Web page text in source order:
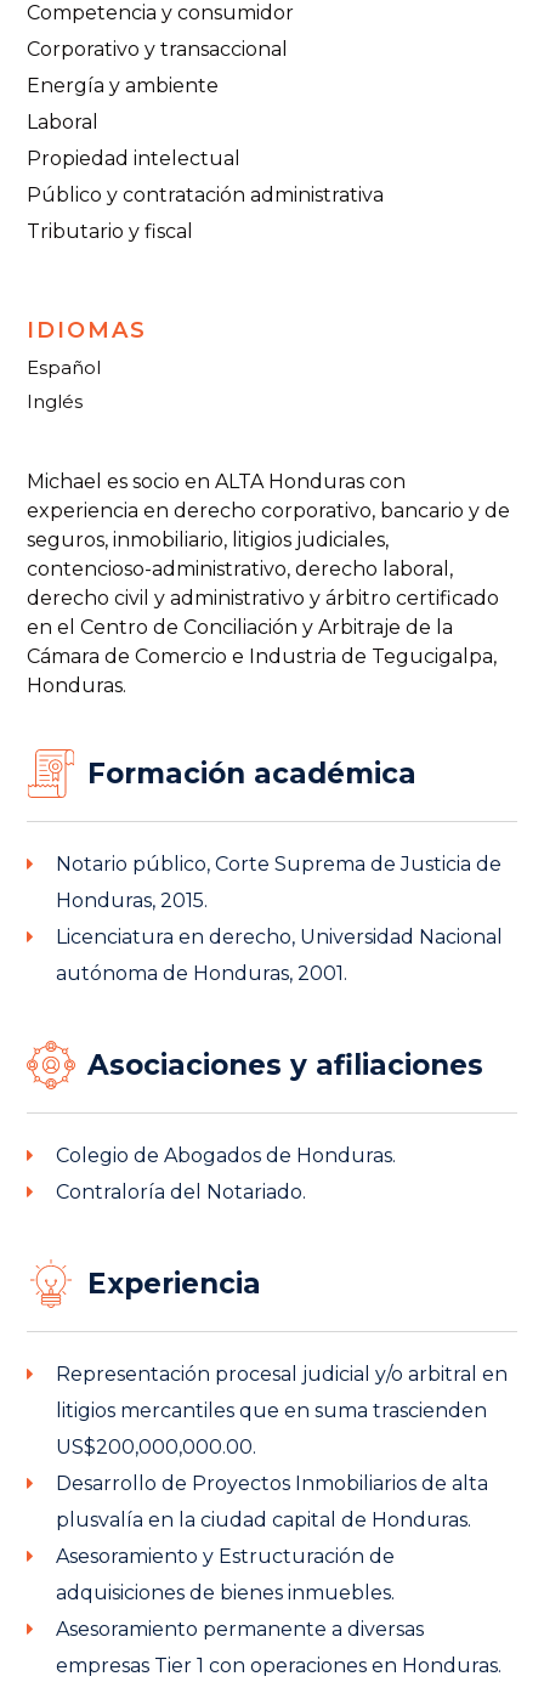
Competencia y consumidor
Corporativo y transaccional
Energía y ambiente
Laboral
Propiedad intelectual
Público y contratación administrativa
Tributario y fiscal
IDIOMAS
Español
Inglés
Michael es socio en ALTA Honduras con
experiencia en derecho corporativo, bancario y de
seguros, inmobiliario, litigios judiciales,
contencioso-administrativo, derecho laboral,
derecho civil y administrativo y árbitro certificado
en el Centro de Conciliación y Arbitraje de la
Cámara de Comercio e Industria de Tegucigalpa,
Honduras.
Formación académica
Notario público, Corte Suprema de Justicia de
Honduras, 2015.
Licenciatura en derecho, Universidad Nacional
autónoma de Honduras, 2001.
Asociaciones y afiliaciones
Colegio de Abogados de Honduras.
Contraloría del Notariado.
Experiencia
Representación procesal judicial y/o arbitral en
litigios mercantiles que en suma trascienden
US$200,000,000.00.
Desarrollo de Proyectos Inmobiliarios de alta
plusvalía en la ciudad capital de Honduras.
Asesoramiento y Estructuración de
adquisiciones de bienes inmuebles.
Asesoramiento permanente a diversas
empresas Tier 1 con operaciones en Honduras.